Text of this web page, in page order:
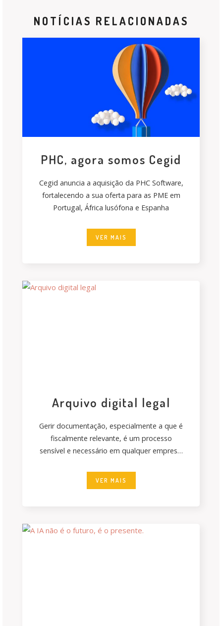
NOTÍCIAS RELACIONADAS
PHC, agora somos Cegid
Cegid anuncia a aquisição da PHC Software,
fortalecendo a sua oferta para as PME em
Portugal, África lusófona e Espanha
VER MAIS
Arquivo digital legal
Gerir documentação, especialmente a que é
fiscalmente relevante, é um processo
sensível e necessário em qualquer empresa.
VER MAIS